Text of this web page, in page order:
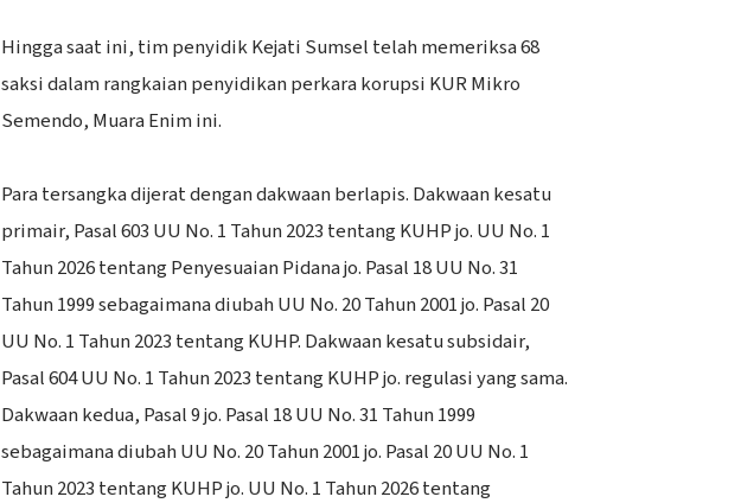
‎Hingga saat ini, tim penyidik Kejati Sumsel telah memeriksa 68
saksi dalam rangkaian penyidikan perkara korupsi KUR Mikro
Semendo, Muara Enim ini.
‎Para tersangka dijerat dengan dakwaan berlapis. Dakwaan kesatu
primair, Pasal 603 UU No. 1 Tahun 2023 tentang KUHP jo. UU No. 1
Tahun 2026 tentang Penyesuaian Pidana jo. Pasal 18 UU No. 31
Tahun 1999 sebagaimana diubah UU No. 20 Tahun 2001 jo. Pasal 20
UU No. 1 Tahun 2023 tentang KUHP. Dakwaan kesatu subsidair,
Pasal 604 UU No. 1 Tahun 2023 tentang KUHP jo. regulasi yang sama.
Dakwaan kedua, Pasal 9 jo. Pasal 18 UU No. 31 Tahun 1999
sebagaimana diubah UU No. 20 Tahun 2001 jo. Pasal 20 UU No. 1
Tahun 2023 tentang KUHP jo. UU No. 1 Tahun 2026 tentang